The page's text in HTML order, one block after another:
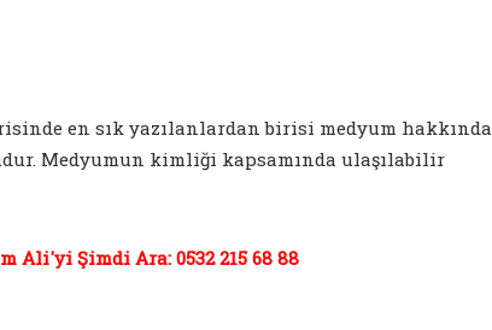
en sık yazılanlardan birisi medyum hakkında
Medyumun kimliği kapsamında ulaşılabilir
Ali'yi Şimdi Ara: 0532 215 68 88